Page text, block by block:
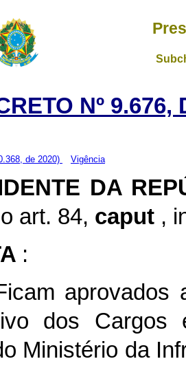
Nº
de 2020) Vigência
DA
art. 84, caput ,
:
aprovados
dos
Ministério da